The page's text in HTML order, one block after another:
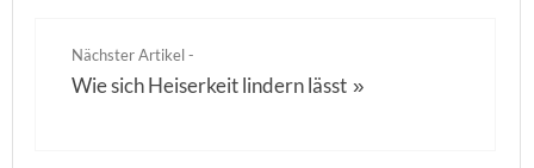
Nächster Artikel -
Wie sich Heiserkeit lindern lässt »